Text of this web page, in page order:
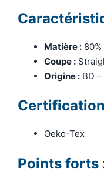
Matière :
Coupe :
Origine : BD
Oeko-Tex
Points forts